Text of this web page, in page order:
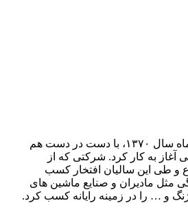
شرکت آذر بسامد در مهرماه سال ۱۳۷۰، با دست در دست هم
به کار کرد. شرکتی که از
و طی این سالیان افتخار کسب
مثل مادیران و صنایع ماشین های
و … را در زمینه رایانه کسب کرد.